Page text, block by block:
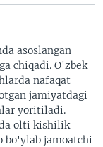
asoslangan
chiqadi. O'zbek
nafaqat
jamiyatdagi
yoritiladi.
olti kishilik
bo'ylab jamoatchi